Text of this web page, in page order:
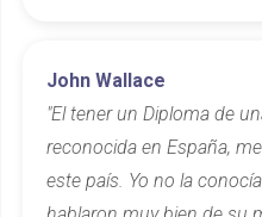
John Wallace
"El tener un Diploma de
reconocida en España,
este país. Yo no la